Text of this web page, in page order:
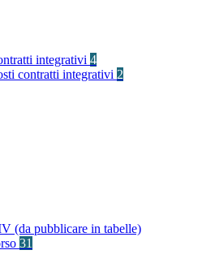
integrativi 4
contratti integrativi 2
(da pubblicare in tabelle)
31